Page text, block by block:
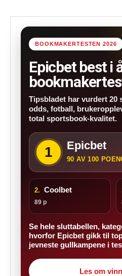
BOOKMAKERTESTEN 2026
Epicbet best i
Tipsbladet har vurdert 20
odds, fotball,
total sportsbook-kvalitet.
1 Epicbet
90 AV 100
2. Coolbet
89 p
Se hele sluttabellen,
hvorfor Epicbet gikk til
jevneste gullkampene i
Les om